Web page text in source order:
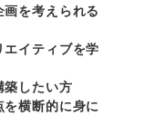
を考えられる
イティブを学
築したい方
横断的に身に